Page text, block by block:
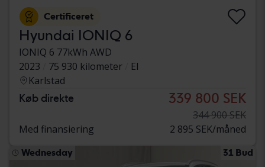
Certificeret
Hyundai IONIQ 6
IONIQ 6 77kWh AWD
2023
75 930 kilometer
El
Karlstad
Køb direkte 339 800 SEK
344 900 SEK
Med finansiering
2 895 SEK/måned
Wednesday 31 Bud